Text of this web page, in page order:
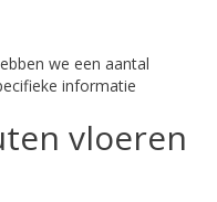
we een aantal
informatie
vloeren